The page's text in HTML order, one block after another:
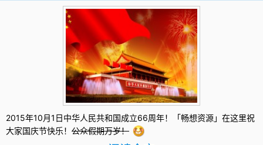
2015年10月1日中华人民共和国成立66周年！「畅想资源」在这里祝
大家国庆节快乐！ 公众假期万岁！